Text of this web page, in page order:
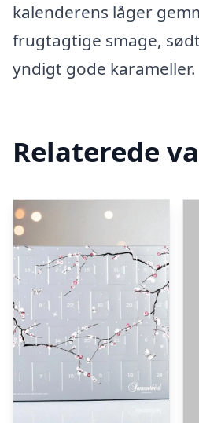
kalenderens låger
frugtagtige smage,
yndigt gode karameller.
Relaterede